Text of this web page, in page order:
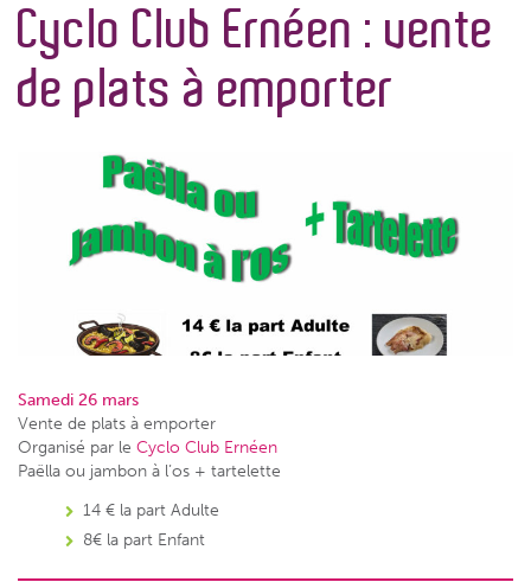
Cyclo Club Ernéen : vente
de plats à emporter
Samedi 26 mars
Vente de plats à emporter
Organisé par le Cyclo Club Ernéen
Paëlla ou jambon à l’os + tartelette
14 € la part Adulte
8€ la part Enfant